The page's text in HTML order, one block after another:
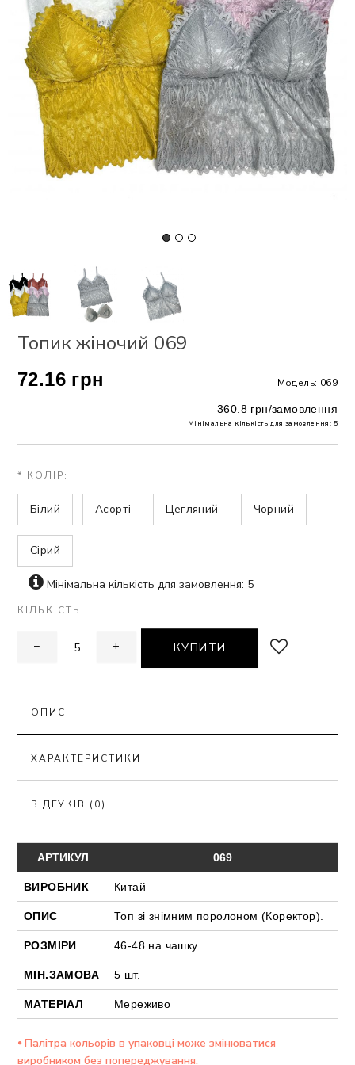
Топик жіночий 069
72.16 грн Модель: 069
360.8 грн/замовлення
Мінімальна кількість для замовлення: 5
* КОЛІР:
Білий Асорті Цегляний Чорний
Сірий
Мінімальна кількість для замовлення: 5
КІЛЬКІСТЬ
− + КУПИТИ
ОПИС
ХАРАКТЕРИСТИКИ
ВІДГУКІВ (0)
АРТИКУЛ 069
ВИРОБНИК Китай
ОПИС Топ зі знімним поролоном (Коректор).
РОЗМІРИ 46-48 на чашку
МІН.ЗАМОВА 5 шт.
МАТЕРІАЛ Мереживо
⦁ Палітра кольорів в упаковці може змінюватися
виробником без попереджування.